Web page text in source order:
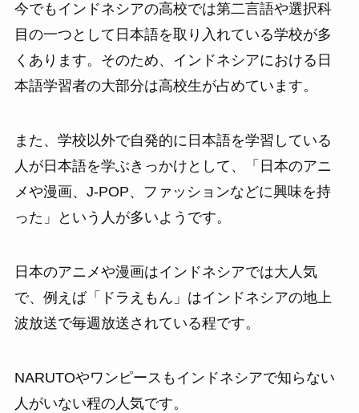
今でもインドネシアの高校では第二言語や選択科
目の一つとして日本語を取り入れている学校が多
くあります。そのため、インドネシアにおける日
本語学習者の大部分は高校生が占めています。
また、学校以外で自発的に日本語を学習している
人が日本語を学ぶきっかけとして、「日本のアニ
メや漫画、J-POP、ファッションなどに興味を持
った」という人が多いようです。
日本のアニメや漫画はインドネシアでは大人気
で、例えば「ドラえもん」はインドネシアの地上
波放送で毎週放送されている程です。
NARUTOやワンピースもインドネシアで知らない
人がいない程の人気です。